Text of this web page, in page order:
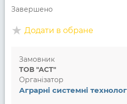
Завершено
Додати в обране
Замовник
ТОВ "АСТ"
Організатор
Аграрні системні